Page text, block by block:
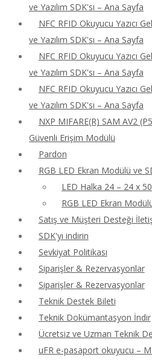
ve Yazılım SDK'sı – Ana Sayfa
NFC RFID Okuyucu Yazıcı
ve Yazılım SDK'sı – Ana Sayfa
NFC RFID Okuyucu Yazıcı
ve Yazılım SDK'sı – Ana Sayfa
NFC RFID Okuyucu Yazıcı
ve Yazılım SDK'sı – Ana Sayfa
NXP MIFARE(R) SAM AV2
Güvenli Erişim Modülü
Pardon
RGB LED Ekran Modülü ve
LED Halka 24 – 24 x
RGB LED Ekran
Satış ve Müşteri Desteği
SDK'yı indirin
Sevkiyat Politikası
Siparişler & Rezervasyonlar
Siparişler & Rezervasyonlar
Teknik Destek Bileti
Teknik Dokümantasyon İndir
Ücretsiz ve Uzman Teknik
uFR e-pasaport okuyucu –